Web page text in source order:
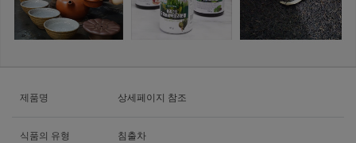
제품명 상세페이지 참조
식품의 유형 침출차